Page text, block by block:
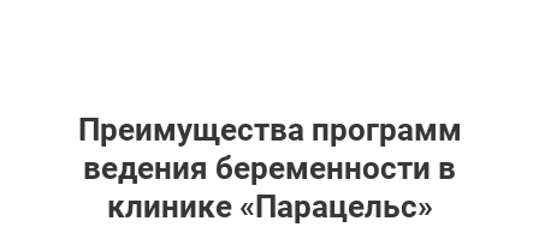
Преимущества программ
ведения беременности в
клинике «Парацельс»